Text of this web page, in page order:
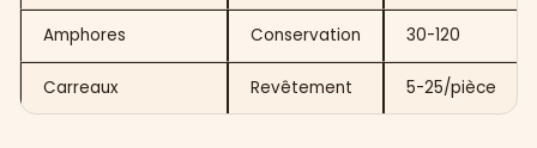
Amphores Conservation 30-120
Carreaux Revêtement 5-25/pièce